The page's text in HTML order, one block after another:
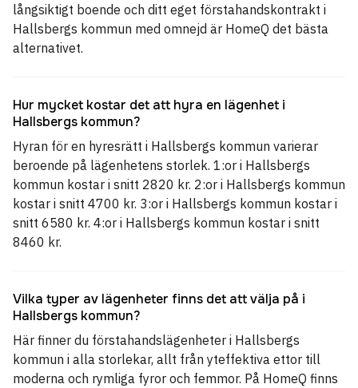
långsiktigt boende och ditt eget förstahandskontrakt i
Hallsbergs kommun med omnejd är HomeQ det bästa
alternativet.
Hur mycket kostar det att hyra en lägenhet i
Hallsbergs kommun?
Hyran för en hyresrätt i Hallsbergs kommun varierar
beroende på lägenhetens storlek. 1:or i Hallsbergs
kommun kostar i snitt 2820 kr. 2:or i Hallsbergs kommun
kostar i snitt 4700 kr. 3:or i Hallsbergs kommun kostar i
snitt 6580 kr. 4:or i Hallsbergs kommun kostar i snitt
8460 kr.
Vilka typer av lägenheter finns det att välja på i
Hallsbergs kommun?
Här finner du förstahandslägenheter i Hallsbergs
kommun i alla storlekar, allt från yteffektiva ettor till
moderna och rymliga fyror och femmor. På HomeQ finns